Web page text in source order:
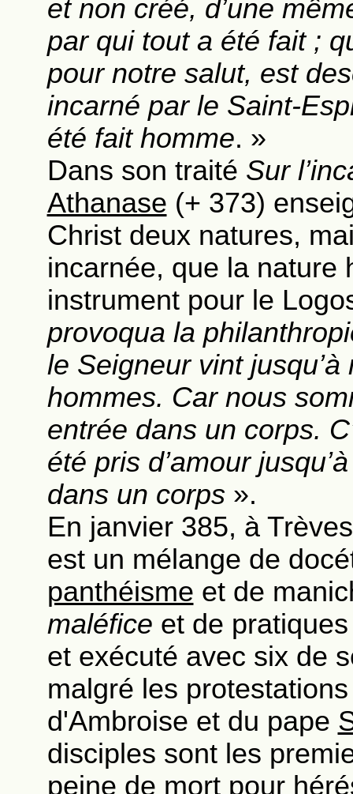
et non créé, d’une
par qui tout a été fait ;
pour notre salut, est
incarné par le Saint-
été fait homme. »
Dans son traité Sur
Athanase (+ 373)
Christ deux natures,
incarnée, que la nature
instrument pour le
provoqua la
le Seigneur vint
hommes. Car nous
entrée dans un corps.
été pris d’amour
dans un corps».
En janvier 385, à
est un mélange de
panthéisme et de
maléfice et de
et exécuté avec six de
malgré les
d'Ambroise et du pape
disciples sont les
peine de mort pour